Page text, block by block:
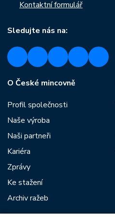
Kontaktní formulář
Sledujte nás na:
O České mincovně
Profil společnosti
Naše výroba
Naši partneři
Kariéra
Zprávy
Ke stažení
Archiv ražeb